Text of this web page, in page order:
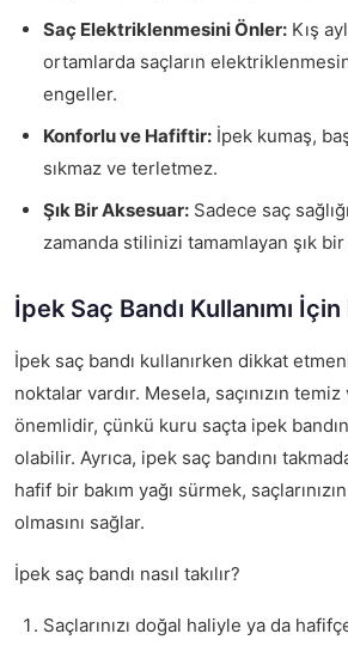
Saç Elektriklenmesini Önler: Kış
ortamlarda saçların
engeller.
Konforlu ve Hafiftir: İpek kumaş,
sıkmaz ve terletmez.
Şık Bir Aksesuar: Sadece saç
zamanda stilinizi tamamlayan şık bir
İpek Saç Bandı Kullanımı
İpek saç bandı kullanırken dikkat
noktalar vardır. Mesela, saçınızın
önemlidir, çünkü kuru saçta ipek
olabilir. Ayrıca, ipek saç bandını
hafif bir bakım yağı sürmek,
olmasını sağlar.
İpek saç bandı nasıl takılır?
Saçlarınızı doğal haliyle ya da